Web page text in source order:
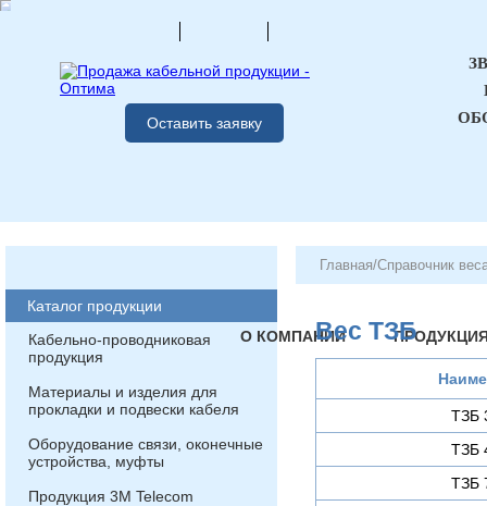
Оставить заявку
О КОМПАНИИ
Каталог продукции
Кабельно-проводниковая
продукция
Материалы и изделия для
прокладки и подвески кабеля
Оборудование связи, оконечные
устройства, муфты
Продукция 3М Telecom
Главная/Справочник
Вес ТЗБ
ТЗБ
ТЗБ
ТЗБ